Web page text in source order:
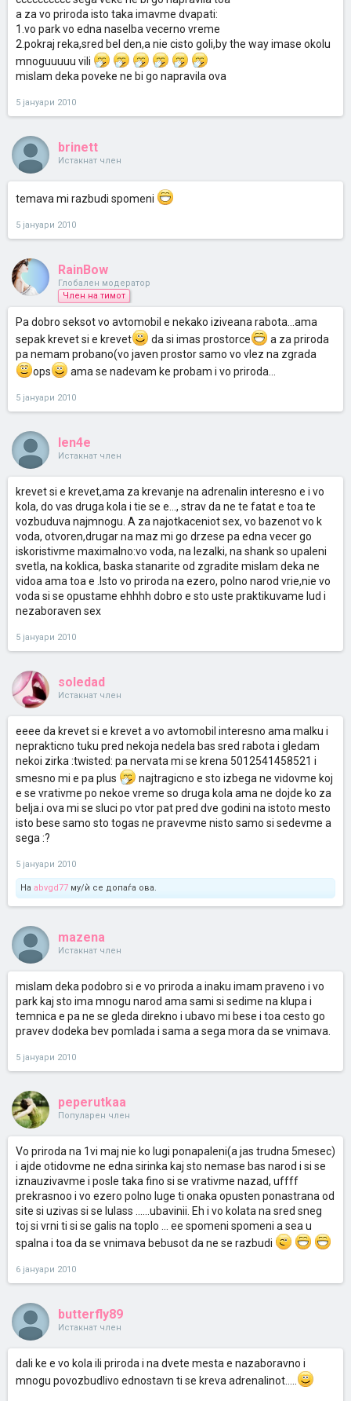
a za vo priroda isto taka imavme dvapati:
1.vo park vo edna naselba vecerno vreme
2.pokraj reka,sred bel den,a nie cisto goli,by the way imase okolu
mnoguuuuu vili
mislam deka poveke ne bi go napravila ova
5 јануари 2010
brinett
Истакнат член
temava mi razbudi spomeni
5 јануари 2010
RainBow
Глобален модератор
Член на тимот
Pa dobro seksot vo avtomobil e nekako iziveana rabota...ama
sepak krevet si e krevet
da si imas prostorce
a za priroda
pa nemam probano(vo javen prostor samo vo vlez na zgrada
ops
ama se nadevam ke probam i vo priroda...
5 јануари 2010
len4e
Истакнат член
krevet si e krevet,ama za krevanje na adrenalin interesno e i vo
kola, do vas druga kola i tie se e..., strav da ne te fatat e toa te
vozbuduva najmnogu. A za najotkaceniot sex, vo bazenot vo k
voda, otvoren,drugar na maz mi go drzese pa edna vecer go
iskoristivme maximalno:vo voda, na lezalki, na shank so upaleni
svetla, na koklica, baska stanarite od zgradite mislam deka ne
vidoa ama toa e .Isto vo priroda na ezero, polno narod vrie,nie vo
voda si se opustame ehhhh dobro e sto uste praktikuvame lud i
nezaboraven sex
5 јануари 2010
soledad
Истакнат член
eeee da krevet si e krevet a vo avtomobil interesno ama malku i
neprakticno tuku pred nekoja nedela bas sred rabota i gledam
nekoi zirka :twisted: pa nervata mi se krena 5012541458521 i
smesno mi e pa plus
najtragicno e sto izbega ne vidovme koj
e se vrativme po nekoe vreme so druga kola ama ne dojde ko za
belja.i ova mi se sluci po vtor pat pred dve godini na istoto mesto
isto bese samo sto togas ne pravevme nisto samo si sedevme a
sega :?
5 јануари 2010
На abvgd77 му/ѝ се допаѓа ова.
mazena
Истакнат член
mislam deka podobro si e vo priroda a inaku imam praveno i vo
park kaj sto ima mnogu narod ama sami si sedime na klupa i
temnica e pa ne se gleda direkno i ubavo mi bese i toa cesto go
pravev dodeka bev pomlada i sama a sega mora da se vnimava.
5 јануари 2010
peperutkaa
Популарен член
Vo priroda na 1vi maj nie ko lugi ponapaleni(a jas trudna 5mesec)
i ajde otidovme ne edna sirinka kaj sto nemase bas narod i si se
iznauzivavme i posle taka fino si se vrativme nazad, uffff
prekrasnoo i vo ezero polno luge ti onaka opusten ponastrana od
site si uzivas si se lulass ......ubavinii. Eh i vo kolata na sred sneg
toj si vrni ti si se galis na toplo ... ee spomeni spomeni a sea u
spalna i toa da se vnimava bebusot da ne se razbudi
6 јануари 2010
butterfly89
Истакнат член
dali ke e vo kola ili priroda i na dvete mesta e nazaboravno i
mnogu povozbudlivo ednostavn ti se kreva adrenalinot.....